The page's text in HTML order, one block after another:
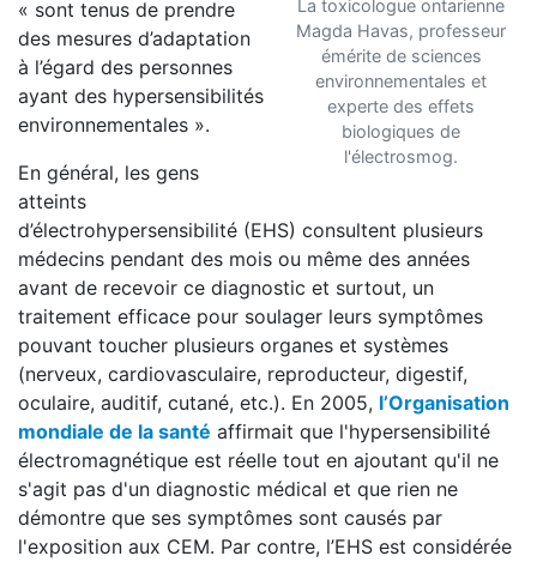
La toxicologue ontarienne
Magda Havas, professeur
émérite de sciences
environnementales et
experte des effets
biologiques de
l'électrosmog.
« sont tenus de prendre
des mesures d’adaptation
à l’égard des personnes
ayant des hypersensibilités
environnementales ».
En général, les gens
atteints
d’électrohypersensibilité (EHS) consultent plusieurs
médecins pendant des mois ou même des années
avant de recevoir ce diagnostic et surtout, un
traitement efficace pour soulager leurs symptômes
pouvant toucher plusieurs organes et systèmes
(nerveux, cardiovasculaire, reproducteur, digestif,
oculaire, auditif, cutané, etc.). En 2005, l’Organisation
mondiale de la santé affirmait que l'hypersensibilité
électromagnétique est réelle tout en ajoutant qu'il ne
s'agit pas d'un diagnostic médical et que rien ne
démontre que ses symptômes sont causés par
l'exposition aux CEM. Par contre, l’EHS est considérée